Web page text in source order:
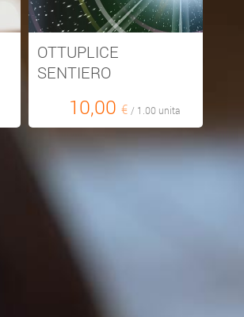
OTTUPLICE
SENTIERO
10,00€ / 1.00 unita